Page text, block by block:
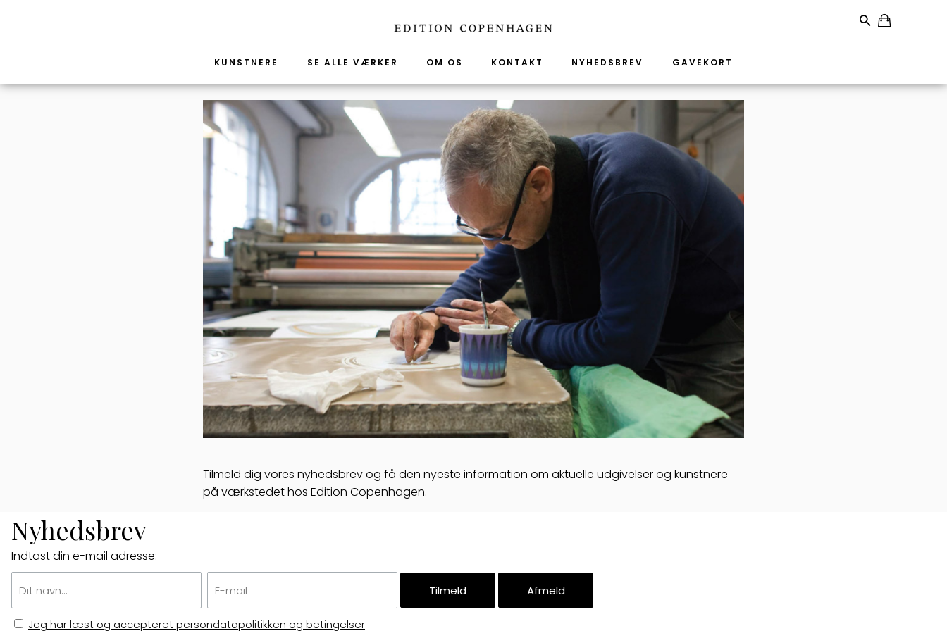
KUNSTNERE SE ALLE VÆRKER OM OS KONTAKT NYHEDSBREV GAVEKORT
Tilmeld dig vores nyhedsbrev og få den nyeste information om aktuelle udgivelser og kunstnere
på værkstedet hos Edition Copenhagen.
Nyhedsbrev
Indtast din e-mail adresse:
Jeg har læst og accepteret persondatapolitikken og betingelser